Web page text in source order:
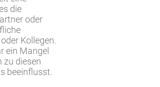
die
oder
Kollegen.
ein Mangel
zu diesen
beeinflusst.